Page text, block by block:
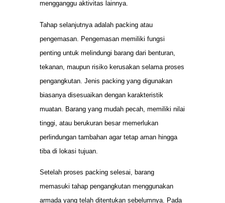
mengganggu aktivitas lainnya.
Tahap selanjutnya adalah packing atau
pengemasan. Pengemasan memiliki fungsi
penting untuk melindungi barang dari benturan,
tekanan, maupun risiko kerusakan selama proses
pengangkutan. Jenis packing yang digunakan
biasanya disesuaikan dengan karakteristik
muatan. Barang yang mudah pecah, memiliki nilai
tinggi, atau berukuran besar memerlukan
perlindungan tambahan agar tetap aman hingga
tiba di lokasi tujuan.
Setelah proses packing selesai, barang
memasuki tahap pengangkutan menggunakan
armada yang telah ditentukan sebelumnya. Pada